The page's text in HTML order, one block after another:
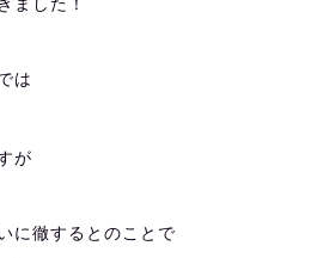
ました！
は
が
に徹するとのことで